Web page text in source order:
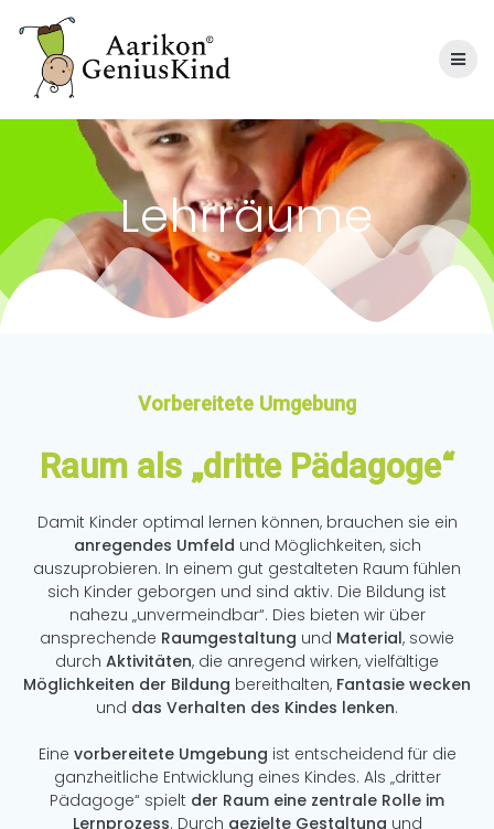
Lehrräume
Vorbereitete Umgebung
Raum als „dritte Pädagoge“
Damit Kinder optimal lernen können, brauchen sie ein
anregendes Umfeld und Möglichkeiten, sich
auszuprobieren. In einem gut gestalteten Raum fühlen
sich Kinder geborgen und sind aktiv. Die Bildung ist
nahezu „unvermeindbar“. Dies bieten wir über
ansprechende Raumgestaltung und Material, sowie
durch Aktivitäten, die anregend wirken, vielfältige
Möglichkeiten der Bildung bereithalten, Fantasie wecken
und das Verhalten des Kindes lenken.
Eine vorbereitete Umgebung ist entscheidend für die
ganzheitliche Entwicklung eines Kindes. Als „dritter
Pädagoge“ spielt der Raum eine zentrale Rolle im
Lernprozess. Durch gezielte Gestaltung und